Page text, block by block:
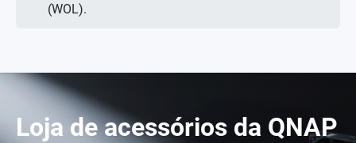
(WOL).
Loja de acessórios da QNAP